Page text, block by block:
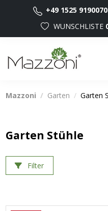
+49 1525 9190070
WUNSCHLISTE
Mazzoni Garten Garten
Garten Stühle
Filter